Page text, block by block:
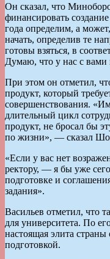
Он сказал, что
финансировать
года определим, а
начать, определив те
готовы взяться, в
Думаю, что у нас с вами
При этом он отметил,
продукт, который
совершенствования.
длительный цикл
продукт, не бросал бы
по жизни», — сказал
«Если у вас нет
ректору, — я бы уже
подготовке и
задания».
Васильев отметил, что
для университета. По
настоящая элита
подготовкой.